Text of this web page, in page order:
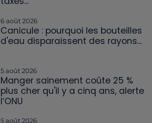
6 août 2026
Canicule : pourquoi les bouteilles
d'eau disparaissent des rayons...
5 août 2026
Manger sainement coûte 25 %
plus cher qu'il y a cinq ans, alerte
l’ONU
5 août 2026